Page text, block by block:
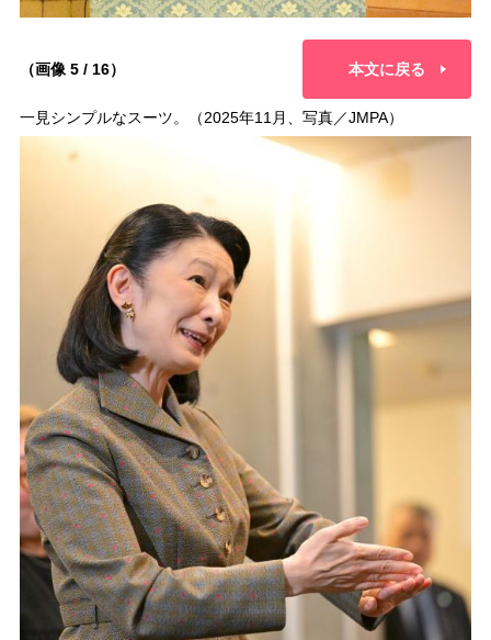
（画像 5 / 16） 本文に戻る
一見シンプルなスーツ。（2025年11月、写真／JMPA）